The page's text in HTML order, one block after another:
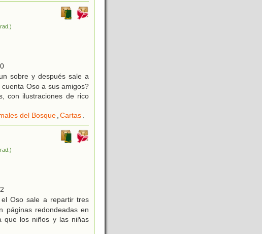
sobre y después sale a
Oso a sus amigos?
con ilustraciones de rico
del Bosque,Cartas.
Oso sale a repartir tres
páginas redondeadas en
que los niños y las niñas